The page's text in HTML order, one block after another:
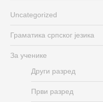
Uncategorized
Граматика српског језика
За ученике
Други разред
Први разред